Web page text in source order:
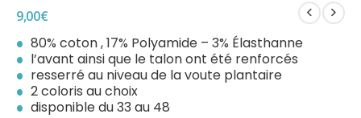
9,00€
80% coton , 17% Polyamide – 3% Élasthanne
l’avant ainsi que le talon ont été renforcés
resserré au niveau de la voute plantaire
2 coloris au choix
disponible du 33 au 48